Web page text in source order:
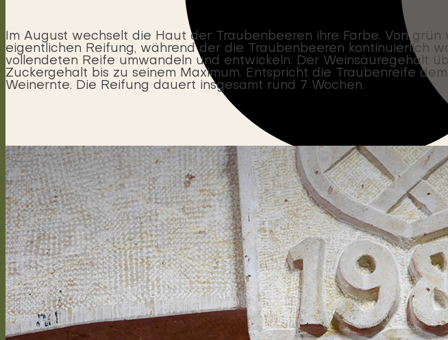
Im August wechselt die Haut der Traubenbeeren ihre Farbe. Von
eigentlichen Reifung, während der die Traubenbeeren kontinuierlich
vollendeten Reife umwandeln und entwickeln. Der Weinsäuregehalt
Zuckergehalt bis zu seinem Maximum. Entspricht die Traubenreife
Weinernte. Die Reifung dauert insgesamt rund 7 Wochen.